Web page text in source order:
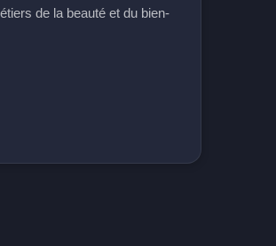
de la beauté et du bien-